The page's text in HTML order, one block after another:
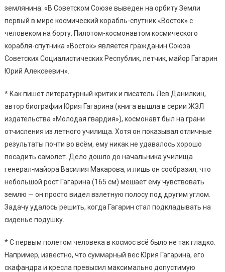
землянина: «В Советском Союзе выведен на орбиту Земли
первый в мире космический корабль-спутник «Восток» с
человеком на борту. Пилотом-космонавтом космического
корабля-спутника «Восток» является гражданин Союза
Советских Социалистических Республик, летчик, майор Гагарин
Юрий Алексеевич».
* Как пишет литературный критик и писатель Лев Данилкин,
автор биографии Юрия Гагарина (книга вышла в серии ЖЗЛ
издательства «Молодая гвардия»), космонавт был на грани
отчисления из летного училища. Хотя он показывал отличные
результаты почти во всём, ему никак не удавалось хорошо
посадить самолет. Дело дошло до начальника училища
генерал-майора Василия Макарова, и лишь он сообразил, что
небольшой рост Гагарина (165 см) мешает ему чувствовать
землю — он просто видел взлетную полосу под другим углом.
Задачу удалось решить, когда Гагарин стал подкладывать на
сиденье подушку.
* С первым полетом человека в космос всё было не так гладко.
Например, известно, что суммарный вес Юрия Гагарина, его
скафандра и кресла превысил максимально допустимую